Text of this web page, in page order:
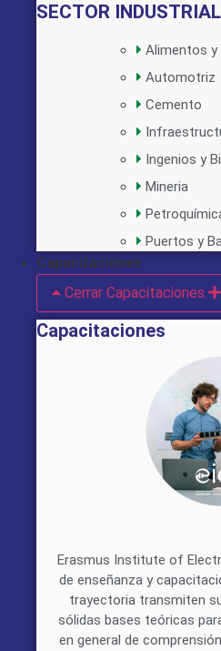
SECTOR INDUSTRIAL
Alimentos y
Automotriz
Cemento
Ingenios y
Mineria
Puertos y
Capacitaciones
Cerrar Capacitaciones
Capacitaciones
Erasmus Institute of
de enseñanza y
trayectoria transmiten
sólidas bases teóricas
en general de